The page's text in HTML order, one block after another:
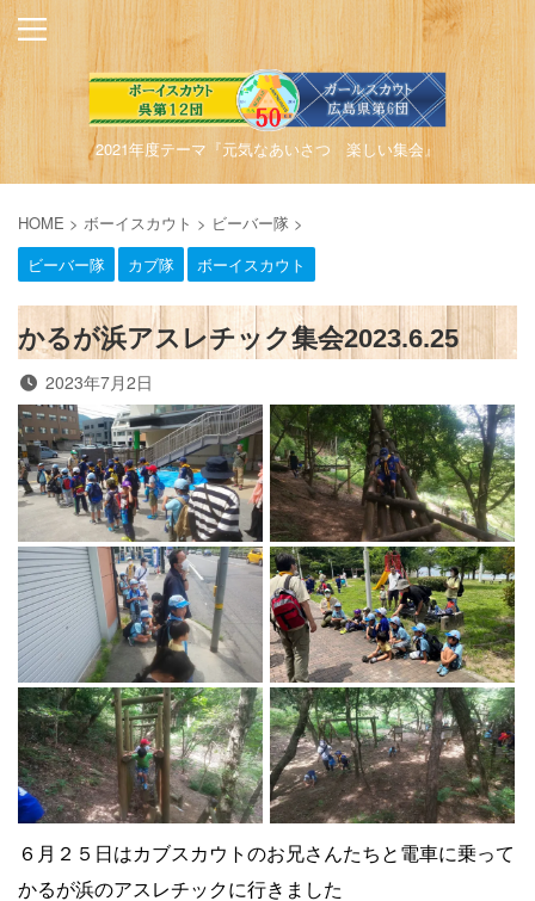
2021年度テーマ『元気なあいさつ 楽しい集会』
HOME > ボーイスカウト > ビーバー隊 >
ビーバー隊
カブ隊 ボーイスカウト
かるが浜アスレチック集会2023.6.25
2023年7月2日
６月２５日はカブスカウトのお兄さんたちと電車に乗って
かるが浜のアスレチックに行きました